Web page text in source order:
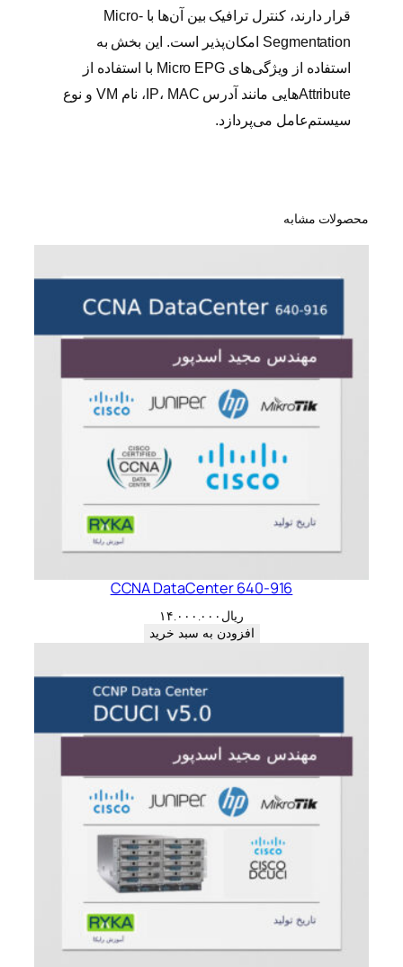
قرار دارند، کنترل ترافیک بین آن‌ها با Micro-
Segmentation امکان‌پذیر است. این بخش به
استفاده از ویژگی‌های Micro EPG با استفاده از
Attributeهایی مانند آدرس IP، MAC، نام VM و نوع
سیستم‌عامل می‌پردازد.
محصولات مشابه
CCNA DataCenter 640-916
ریال ۱۴.۰۰۰.۰۰۰
افزودن به سبد خرید